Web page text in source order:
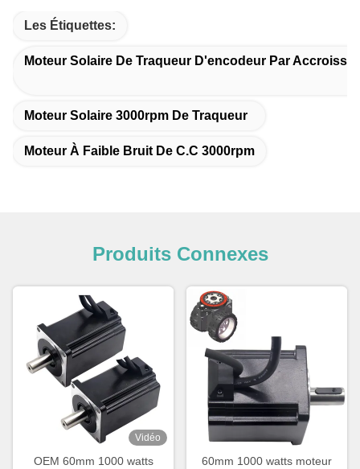
Les Étiquettes:
Moteur Solaire De Traqueur D'encodeur Par
Moteur Solaire 3000rpm De Traqueur
Moteur À Faible Bruit De C.C 3000rpm
Produits Connexes
Vidéo
OEM 60mm 1000 watts
60mm 1000 watts moteur